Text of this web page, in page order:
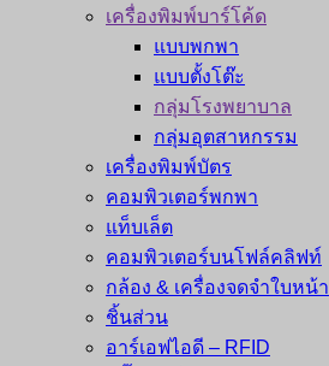
เครื่องพิมพ์บาร์โค้ด
แบบพกพา
แบบตั้งโต๊ะ
กลุ่มโรงพยาบาล
กลุ่มอุตสาหกรรม
เครื่องพิมพ์บัตร
คอมพิวเตอร์พกพา
แท็บเล็ต
คอมพิวเตอร์บนโฟล์คลิฟท์
กล้อง & เครื่องจดจำใบหน้า
ชิ้นส่วน
อาร์เอฟไอดี – RFID